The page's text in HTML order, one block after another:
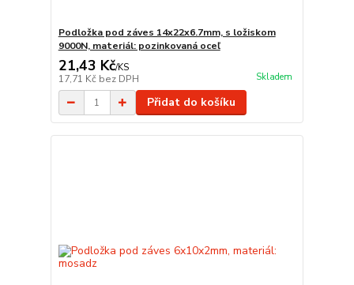
Podložka pod záves 14x22x6.7mm, s ložiskom
9000N, materiál: pozinkovaná oceľ
21,43 Kč/KS
17,71 Kč bez DPH Skladem
Přidat do košíku